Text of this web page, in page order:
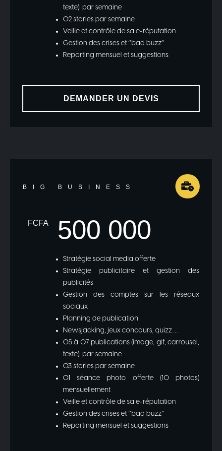
texte) par semaine
02 stories par semaine
Veille et contrôle de sa e-réputation
Gestion des crises et ‘’bad buzz’’
Reporting mensuel et suggestions
DEMANDER UN DEVIS
BIG BUSINESS
FCFA 500 000
Stratégie social media offerte
Stratégie publicitaire et gestion des
publicités
Gestion des comptes sur les réseaux
sociaux
Planning de publication
Newsjacking, jeux concours, quizz …
05 à 07 publications (image, gif, carrousel,
texte) par semaine
03 stories par semaine
01 séance photo offerte (10 photos)
mensuellement
Veille et contrôle de sa e-réputation
Gestion des crises et ‘’bad buzz’’
Reporting mensuel et suggestions